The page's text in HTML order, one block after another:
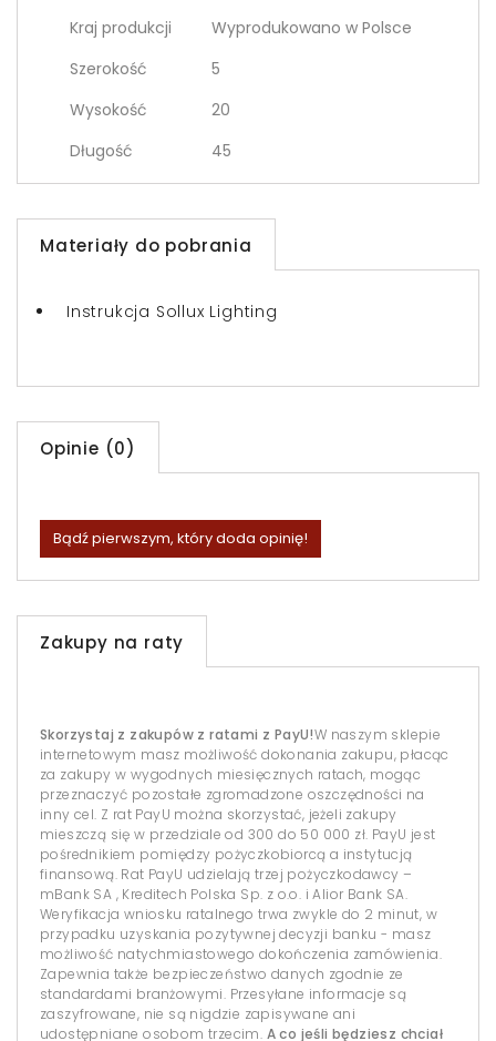
Kraj produkcji
Wyprodukowano w Polsce
Szerokość
5
Wysokość
20
Długość
45
Materiały do pobrania
Instrukcja Sollux Lighting
Opinie (0)
Bądź pierwszym, który doda opinię!
Zakupy na raty
Skorzystaj z zakupów z ratami z PayU!W naszym sklepie
internetowym masz możliwość dokonania zakupu, płacąc
za zakupy w wygodnych miesięcznych ratach, mogąc
przeznaczyć pozostałe zgromadzone oszczędności na
inny cel. Z rat PayU można skorzystać, jeżeli zakupy
mieszczą się w przedziale od 300 do 50 000 zł. PayU jest
pośrednikiem pomiędzy pożyczkobiorcą a instytucją
finansową. Rat PayU udzielają trzej pożyczkodawcy –
mBank SA , Kreditech Polska Sp. z o.o. i Alior Bank SA.
Weryfikacja wniosku ratalnego trwa zwykle do 2 minut, w
przypadku uzyskania pozytywnej decyzji banku - masz
możliwość natychmiastowego dokończenia zamówienia.
Zapewnia także bezpieczeństwo danych zgodnie ze
standardami branżowymi. Przesyłane informacje są
zaszyfrowane, nie są nigdzie zapisywane ani
udostępniane osobom trzecim. A co jeśli będziesz chciał